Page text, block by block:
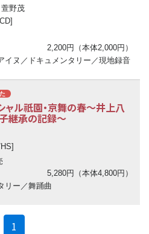
萱野茂
2,200円（本体2,000円）
イヌ／ドキュメンタリー／現地録音
ャル祇園・京舞の春〜井上八
継承の記録〜
5,280円（本体4,800円）
リー／舞踊曲
1